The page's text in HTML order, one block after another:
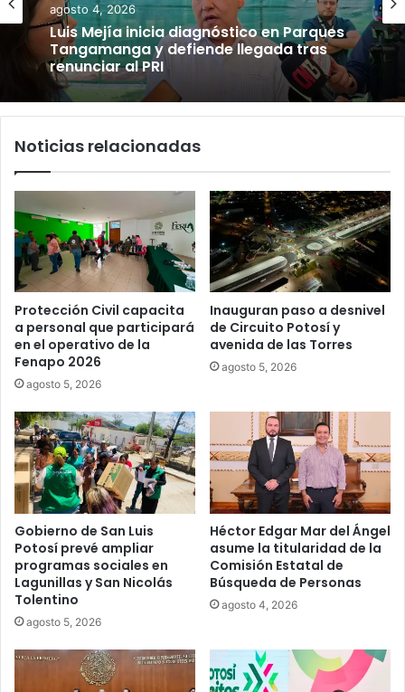
agosto 4, 2026
Luis Mejía inicia diagnóstico en Parques
Tangamanga y defiende llegada tras
renunciar al PRI
Noticias relacionadas
Protección Civil capacita
a personal que participará
en el operativo de la
Fenapo 2026
agosto 5, 2026
Inauguran paso a desnivel
de Circuito Potosí y
avenida de las Torres
agosto 5, 2026
Gobierno de San Luis
Potosí prevé ampliar
programas sociales en
Lagunillas y San Nicolás
Tolentino
agosto 5, 2026
Héctor Edgar Mar del Ángel
asume la titularidad de la
Comisión Estatal de
Búsqueda de Personas
agosto 4, 2026